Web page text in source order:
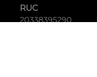
RUC
20338395290